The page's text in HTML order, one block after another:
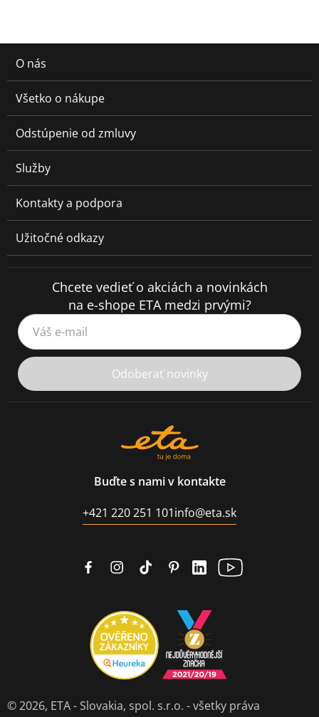
O nás
Všetko o nákupe
Odstúpenie od zmluvy
Služby
Kontakty a podpora
Užitočné odkazy
Chcete vedieť o akciách a novinkách
na e-shope ETA medzi prvými?
Váš e-mail
Odoberať novinky
Buďte s nami v kontakte
+421 220 251 101info@eta.sk
© 2026, ETA - Slovakia, spol. s.r.o. - všetky práva